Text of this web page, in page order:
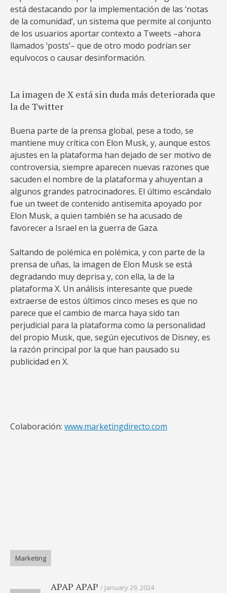
está destacando por la implementación de las ‘notas
de la comunidad’, un sistema que permite al conjunto
de los usuarios aportar contexto a Tweets –ahora
llamados ‘posts’– que de otro modo podrían ser
equívocos o causar desinformación.
La imagen de X está sin duda más deteriorada que
la de Twitter
Buena parte de la prensa global, pese a todo, se
mantiene muy crítica con Elon Musk, y, aunque estos
ajustes en la plataforma han dejado de ser motivo de
controversia, siempre aparecen nuevas razones que
sacuden el nombre de la plataforma y ahuyentan a
algunos grandes patrocinadores. El último escándalo
fue un tweet de contenido antisemita apoyado por
Elon Musk, a quien también se ha acusado de
favorecer a Israel en la guerra de Gaza.
Saltando de polémica en polémica, y con parte de la
prensa de uñas, la imagen de Elon Musk se está
degradando muy deprisa y, con ella, la de la
plataforma X. Un análisis interesante que puede
extraerse de estos últimos cinco meses es que no
parece que el cambio de marca haya sido tan
perjudicial para la plataforma como la personalidad
del propio Musk, que, según ejecutivos de Disney, es
la razón principal por la que han pausado su
publicidad en X.
Colaboración: www.marketingdirecto.com
Marketing
APAP APAP January 29, 2024